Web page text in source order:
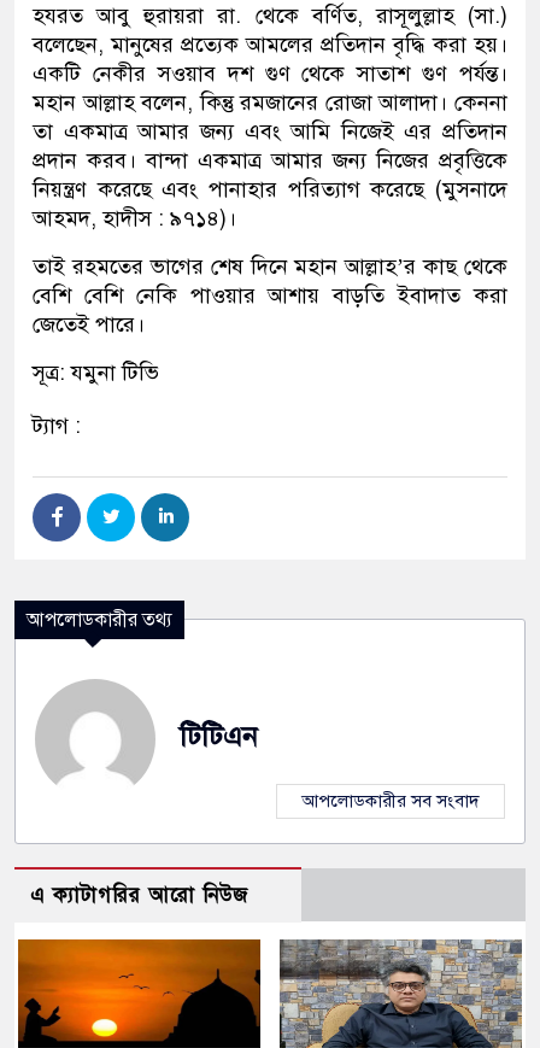
হযরত আবু হুরায়রা রা. থেকে বর্ণিত, রাসূলুল্লাহ (সা.)
বলেছেন, মানুষের প্রত্যেক আমলের প্রতিদান বৃদ্ধি করা হয়।
একটি নেকীর সওয়াব দশ গুণ থেকে সাতাশ গুণ পর্যন্ত।
মহান আল্লাহ বলেন, কিন্তু রমজানের রোজা আলাদা। কেননা
তা একমাত্র আমার জন্য এবং আমি নিজেই এর প্রতিদান
প্রদান করব। বান্দা একমাত্র আমার জন্য নিজের প্রবৃত্তিকে
নিয়ন্ত্রণ করেছে এবং পানাহার পরিত্যাগ করেছে (মুসনাদে
আহমদ, হাদীস : ৯৭১৪)।
তাই রহমতের ভাগের শেষ দিনে মহান আল্লাহ’র কাছ থেকে
বেশি বেশি নেকি পাওয়ার আশায় বাড়তি ইবাদাত করা
জেতেই পারে।
সূত্র: যমুনা টিভি
ট্যাগ :
আপলোডকারীর তথ্য
টিটিএন
আপলোডকারীর সব সংবাদ
এ ক্যাটাগরির আরো নিউজ